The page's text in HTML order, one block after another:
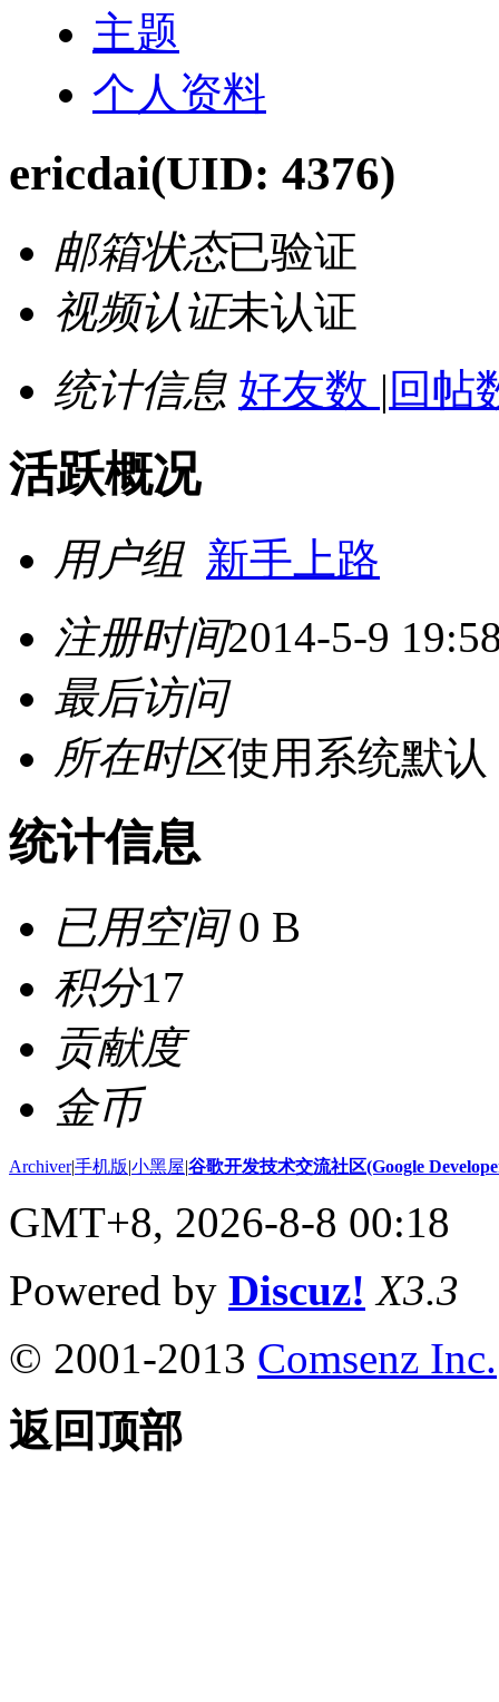
主题
个人资料
ericdai(UID: 4376)
邮箱状态已验证
视频认证未认证
统计信息 好友数 | 回帖
活跃概况
用户组 新手上路
注册时间2014-5-9
最后访问
所在时区使用系统默认
统计信息
已用空间0 B
积分17
贡献度
金币
Archiver|手机版|小黑屋|谷歌开发技术交流社区(Google
GMT+8, 2026-8-8 00:18
Powered by Discuz! X3.3
© 2001-2013 Comsenz Inc.
返回顶部